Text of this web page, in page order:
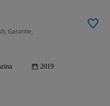
Garantie,
2019